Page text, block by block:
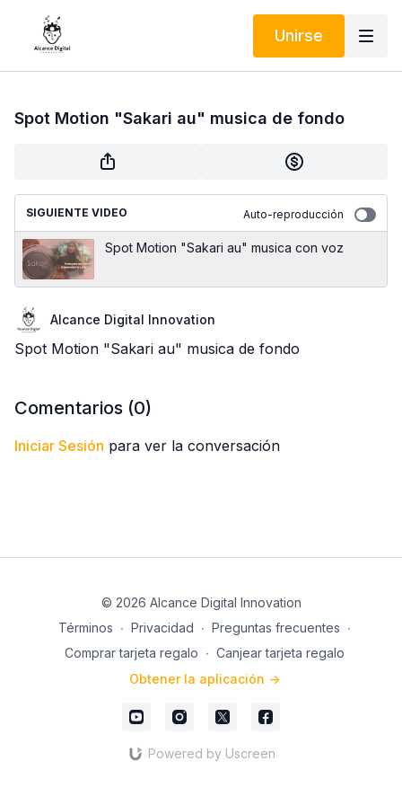
Unirse
Spot Motion "Sakari au" musica de fondo
SIGUIENTE VIDEO Auto-reproducción
Spot Motion "Sakari au" musica con voz
Alcance Digital Innovation
Spot Motion "Sakari au" musica de fondo
Comentarios (0)
Iniciar Sesión para ver la conversación
© 2026 Alcance Digital Innovation
Términos ∙ Privacidad ∙ Preguntas frecuentes ∙
Comprar tarjeta regalo ∙ Canjear tarjeta regalo
Obtener la aplicación ->
Powered by Uscreen